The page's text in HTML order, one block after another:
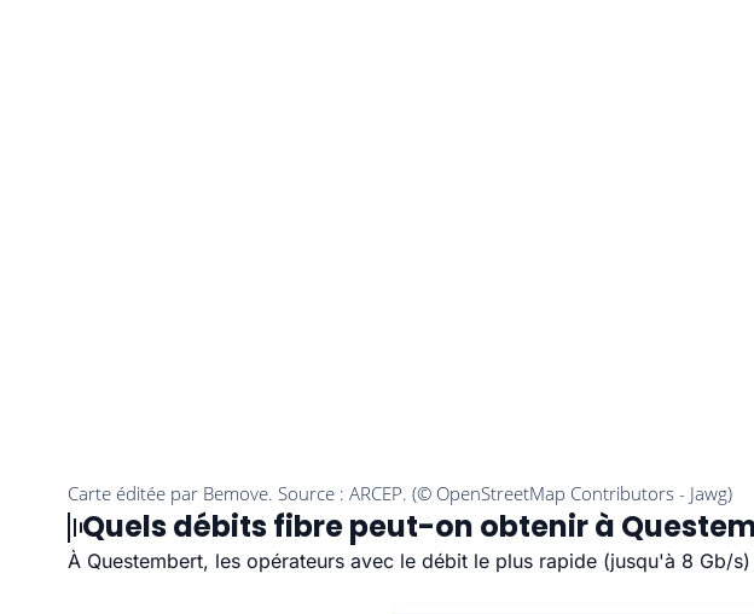
Quels débits fibre peut-on obtenir à
À Questembert, les opérateurs avec le débit le plus rapide (jusqu'à 8 Gb/